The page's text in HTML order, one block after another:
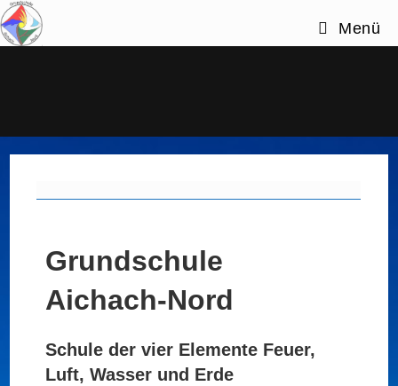
Zum
Inhalt
Menü
Grundschule
Aichach-Nord
Schule der vier Elemente Feuer,
Luft, Wasser und Erde